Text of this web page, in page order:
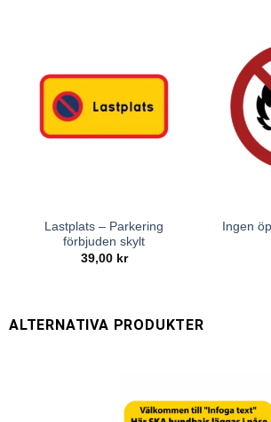
Lastplats – Parkering
förbjuden skylt
39,00 kr
Ingen